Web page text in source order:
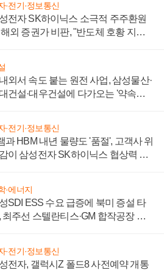
·전기·정보통신
전자 SK하이닉스 소극적 주주환원
외 증권가 비판, "반도체 호황 지속
외서 속도 붙는 원전 사업, 삼성물산·
건설·대우건설에 다가오는 '약속의
·전기·정보통신
과 HBM 내년 물량도 '품절', 고객사 위
이 삼성전자 SK하이닉스 협상력 더
·에너지
SDI ESS 수요 급증에 북미 증설 타
최주선 스텔란티스·GM 합작공장 건
·전기·정보통신
전자, 갤럭시Z 폴드8 사전예약 개통